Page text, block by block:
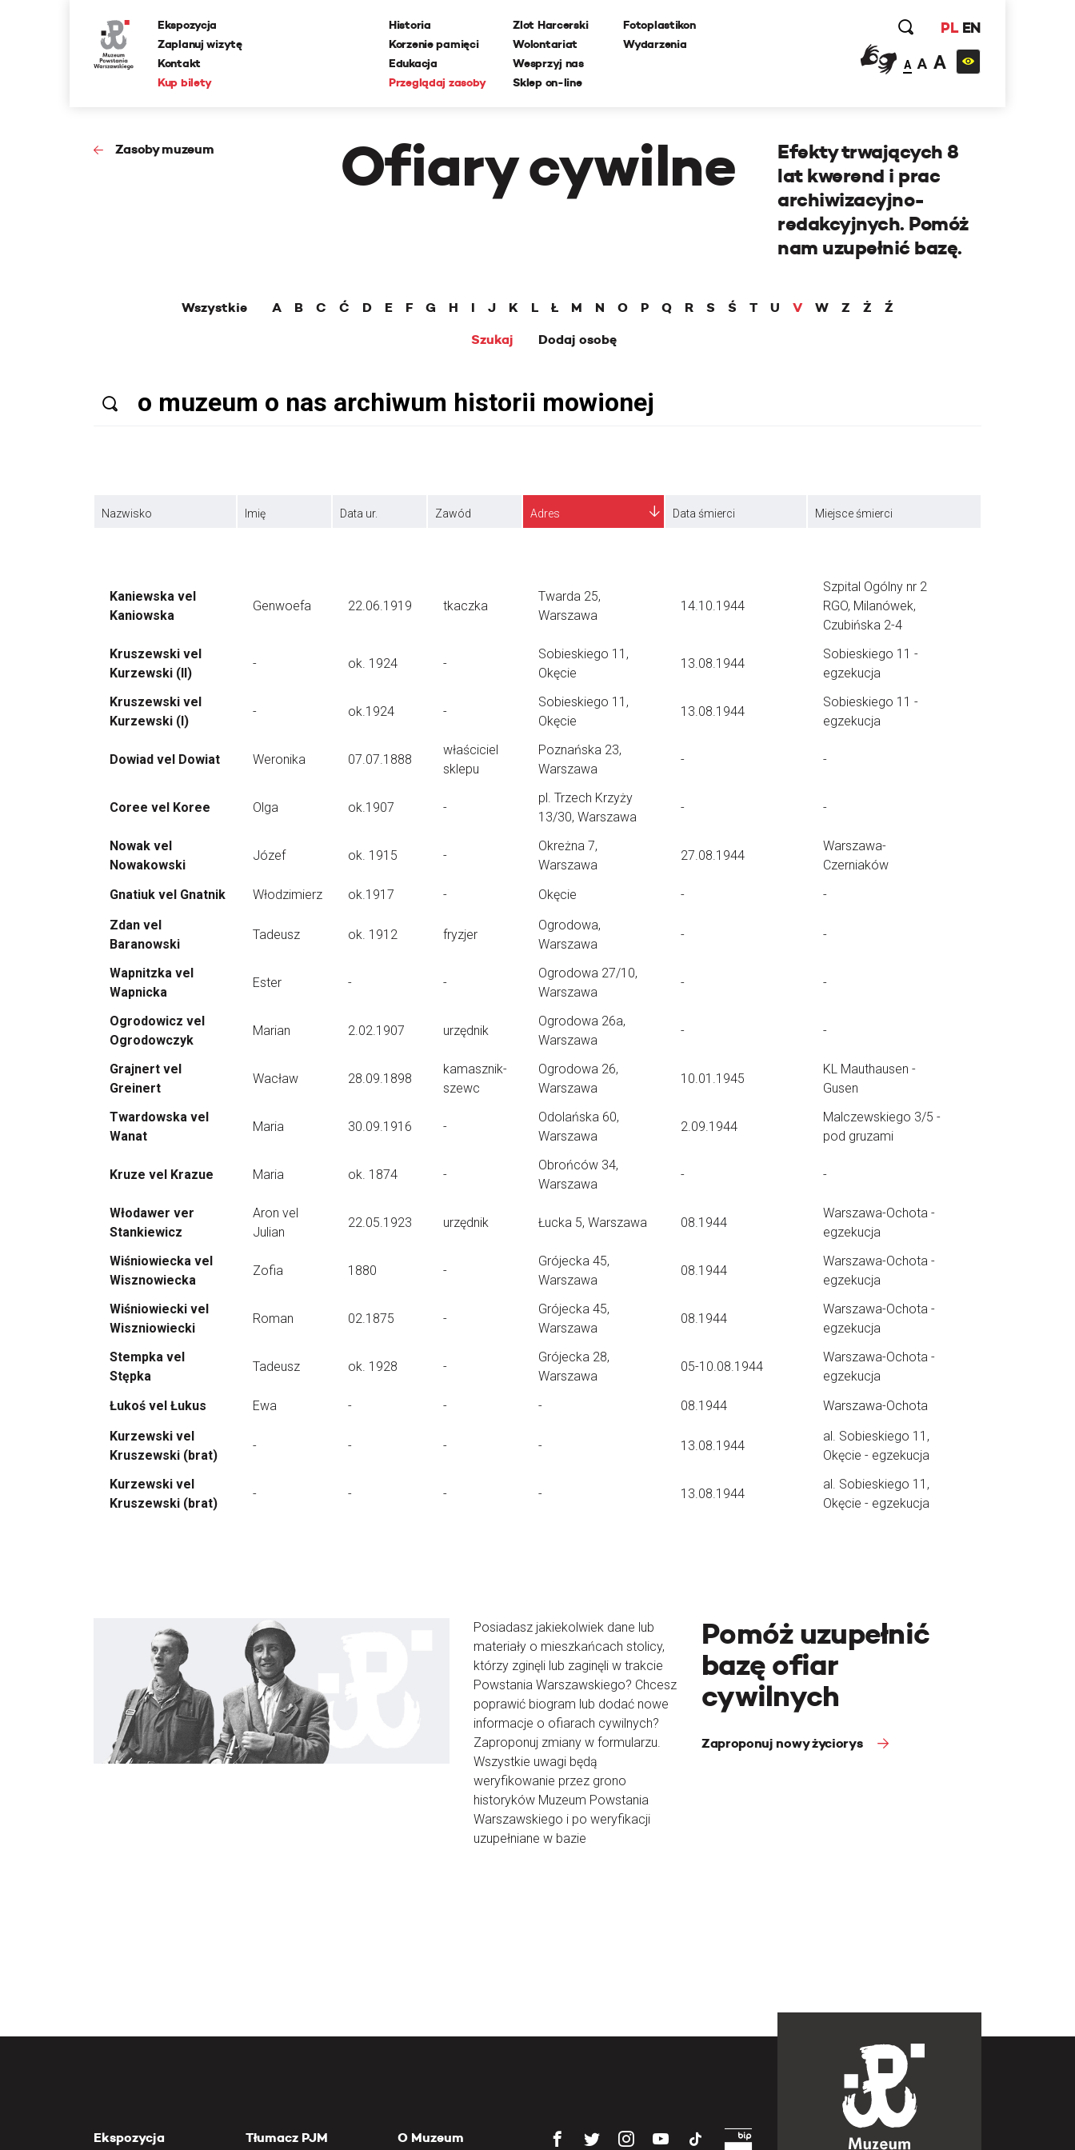
Ekspozycja
Zaplanuj wizytę
Kontakt
Kup bilety
Historia
Korzenie pamięci
Edukacja
Przeglądaj zasoby
Zlot Harcerski
Wolontariat
Wesprzyj nas
Sklep on-line
Fotoplastikon
Wydarzenia
PL EN
A A A
Zasoby muzeum Ofiary cywilne
Efekty trwających 8
lat kwerend i prac
archiwizacyjno-
redakcyjnych. Pomóż
nam uzupełnić bazę.
Wszystkie A B C Ć D E F G H I J K L Ł M N O P Q R S Ś T U V W Z Ż
Ź
Szukaj
Dodaj osobę
Nazwisko Imię Data ur. Zawód Adres Data śmierci Miejsce śmierci
Kaniewska vel
Kaniowska
Genwoefa 22.06.1919 tkaczka
Twarda 25,
Warszawa
14.10.1944
Szpital Ogólny nr 2
RGO, Milanówek,
Czubińska 2-4
Kruszewski vel
Kurzewski (II)
- ok. 1924 -
Sobieskiego 11,
Okęcie
13.08.1944
Sobieskiego 11 -
egzekucja
Kruszewski vel
Kurzewski (I)
- ok.1924 -
Sobieskiego 11,
Okęcie
13.08.1944
Sobieskiego 11 -
egzekucja
Dowiad vel Dowiat Weronika 07.07.1888
właściciel
sklepu
Poznańska 23,
Warszawa
- -
Coree vel Koree Olga ok.1907 -
pl. Trzech Krzyży
13/30, Warszawa
- -
Nowak vel
Nowakowski
Józef ok. 1915 -
Okreżna 7,
Warszawa
27.08.1944
Warszawa-
Czerniaków
Gnatiuk vel Gnatnik
Włodzimierz ok.1917 - Okęcie -
-
Zdan vel
Baranowski
Tadeusz ok. 1912 fryzjer
Ogrodowa,
Warszawa
- -
Wapnitzka vel
Wapnicka
Ester - -
Ogrodowa 27/10,
Warszawa
- -
Ogrodowicz vel
Ogrodowczyk
Marian 2.02.1907 urzędnik
Ogrodowa 26a,
Warszawa
- -
Grajnert vel
Greinert
Wacław 28.09.1898
kamasznik-
szewc
Ogrodowa 26,
Warszawa
10.01.1945
KL Mauthausen -
Gusen
Twardowska vel
Wanat
Maria 30.09.1916 -
Odolańska 60,
Warszawa
2.09.1944
Malczewskiego 3/5 -
pod gruzami
Kruze vel Krazue Maria ok. 1874 -
Obrońców 34,
Warszawa
- -
Włodawer ver
Stankiewicz
Aron vel
Julian
22.05.1923 urzędnik Łucka 5, Warszawa 08.1944
Warszawa-Ochota -
egzekucja
Wiśniowiecka vel
Wisznowiecka
Zofia 1880 -
Grójecka 45,
Warszawa
08.1944
Warszawa-Ochota -
egzekucja
Wiśniowiecki vel
Wiszniowiecki
Roman 02.1875 -
Grójecka 45,
Warszawa
08.1944
Warszawa-Ochota -
egzekucja
Stempka vel
Stępka
Tadeusz ok. 1928 -
Grójecka 28,
Warszawa
05-10.08.1944
Warszawa-Ochota -
egzekucja
Łukoś vel Łukus
Ewa - - - 08.1944
Warszawa-Ochota
Kurzewski vel
Kruszewski (brat)
- - - - 13.08.1944
al. Sobieskiego 11,
Okęcie - egzekucja
Kurzewski vel
Kruszewski (brat)
- - - - 13.08.1944
al. Sobieskiego 11,
Okęcie - egzekucja
Posiadasz jakiekolwiek dane lub
materiały o mieszkańcach stolicy,
którzy zginęli lub zaginęli w trakcie
Powstania Warszawskiego? Chcesz
poprawić biogram lub dodać nowe
informacje o ofiarach cywilnych?
Zaproponuj zmiany w formularzu.
Wszystkie uwagi będą
weryfikowanie przez grono
historyków Muzeum Powstania
Warszawskiego i po weryfikacji
uzupełniane w bazie
Pomóż uzupełnić
bazę ofiar
cywilnych
Zaproponuj nowy życiorys
Ekspozycja
Tłumacz PJM
O Muzeum